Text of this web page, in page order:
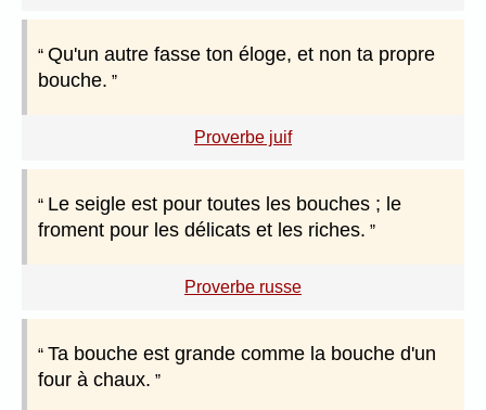
Qu'un autre fasse ton éloge, et non ta propre
bouche.
Proverbe juif
Le seigle est pour toutes les bouches ; le
froment pour les délicats et les riches.
Proverbe russe
Ta bouche est grande comme la bouche d'un
four à chaux.